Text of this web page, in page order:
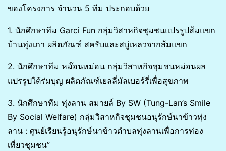
ของโครงการ จำนวน 5 ทีม ประกอบด้วย
1. นักศึกษาทีม Garci Fun กลุ่มวิสาหกิจชุมชนแปรรูปส้มแขก
บ้านทุ่งเภา ผลิตภัณฑ์ สครับและสบู่เหลวจากส้มแขก
2. นักศึกษาทีม หม๊อนหม่อน กลุ่มวิสาหกิจชุมชนหม่อนผล
แปรรูปใต้ร่มบุญ ผลิตภัณฑ์เยลลี่มัลเบอร์รี่เพื่อสุขภาพ
3. นักศึกษาทีม ทุ่งลาน สมายล์ By SW (Tung-Lan’s Smile
By Social Welfare) กลุ่มวิสาหกิจชุมชนอนุรักษ์นาข้าวทุ่ง
ลาน : ศูนย์เรียนรู้อนุรักษ์นาข้าวตำบลทุ่งลานเพื่อการท่อง
เที่ยวชุมชน”